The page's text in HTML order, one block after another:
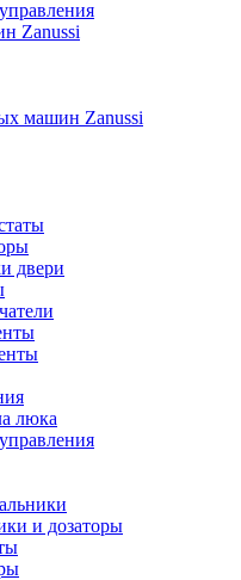
Zanussi
машин Zanussi
двери
люка
и дозаторы